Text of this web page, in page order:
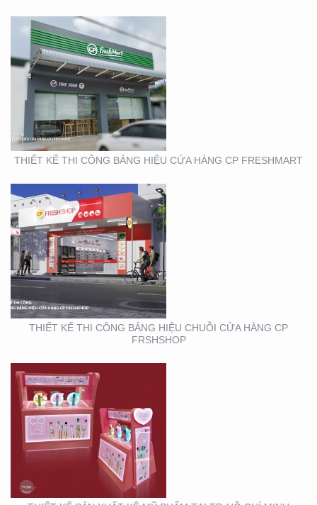
THIẾT KẾ THI CÔNG BẢNG HIỆU CỬA HÀNG CP FRESHMART
THIẾT KẾ THI CÔNG
BẢNG HIỆU CHUỖI CỬA
HÀNG CP FRSHSHOP
THIẾT KẾ THI CÔNG BẢNG HIỆU CHUỖI CỬA HÀNG CP
FRSHSHOP
THIẾT KẾ SẢN XUẤT KỆ
MỸ PHẨM TẠI TP. HỒ
CHÍ MINH
THIẾT KẾ THI CÔNG
KIOSK THỰC PHẨM TẠI
TP. HỒ CHÍ MINH